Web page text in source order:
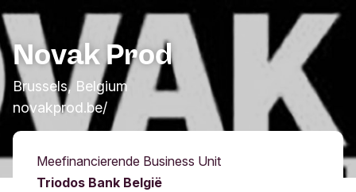
Novak Prod
Brussels, Belgium
novakprod.be/
Meefinancierende Business Unit
Triodos Bank België